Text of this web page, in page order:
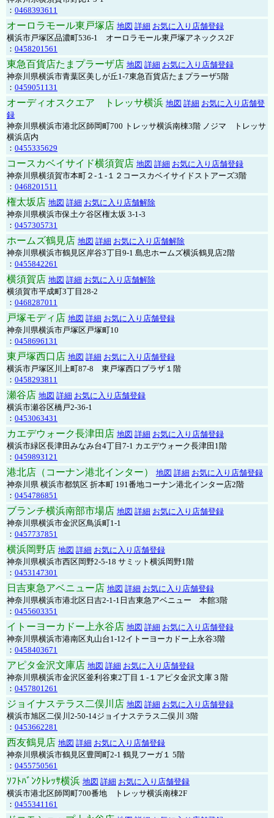
： 0468393611
オーロラモール東戸塚店 地図 詳細 お気に入り店舗登録
横浜市戸塚区品濃町536-1 オーロラモール東戸塚アネックス2F
： 0458201561
東急百貨店たまプラーザ店 地図 詳細 お気に入り店舗登録
神奈川県横浜市青葉区美しが丘1-7東急百貨店たまプラーザ5階
： 0459051131
オーディオスクエア トレッサ横浜 地図 詳細 お気に入り店舗登
録
神奈川県横浜市港北区師岡町700 トレッサ横浜南棟3階 ノジマ トレッサ
横浜店内
： 0455335629
コースカベイサイド横須賀店 地図 詳細 お気に入り店舗登録
神奈川県横須賀市本町２-１-１２コースカベイサイドストアーズ3階
： 0468201511
権太坂店 地図 詳細 お気に入り店舗解除
神奈川県横浜市保土ケ谷区権太坂 3-1-3
： 0457305731
ホームズ鶴見店 地図 詳細 お気に入り店舗解除
神奈川県横浜市鶴見区岸谷3丁目9-1 島忠ホームズ横浜鶴見店2階
： 0455842261
横須賀店 地図 詳細 お気に入り店舗解除
横須賀市平成町3丁目28-2
： 0468287011
戸塚モディ店 地図 詳細 お気に入り店舗登録
神奈川県横浜市戸塚区戸塚町10
： 0458696131
東戸塚西口店 地図 詳細 お気に入り店舗登録
横浜市戸塚区川上町87-8 東戸塚西口プラザ１階
： 0458293811
瀬谷店 地図 詳細 お気に入り店舗登録
横浜市瀬谷区橋戸2-36-1
： 0453063431
カエデウォーク長津田店 地図 詳細 お気に入り店舗登録
横浜市緑区長津田みなみ台4丁目7-1 カエデウォーク長津田1階
： 0459893121
港北店（コーナン港北インター） 地図 詳細 お気に入り店舗登録
神奈川県 横浜市都筑区 折本町 191番地コーナン港北インター店2階
： 0454786851
ブランチ横浜南部市場店 地図 詳細 お気に入り店舗登録
神奈川県横浜市金沢区鳥浜町1-1
： 0457737851
横浜岡野店 地図 詳細 お気に入り店舗登録
神奈川県横浜市西区岡野2-5-18 サミット横浜岡野1階
： 0453147301
日吉東急アベニュー店 地図 詳細 お気に入り店舗登録
神奈川県横浜市港北区日吉2-1-1日吉東急アベニュー 本館3階
： 0455603351
イトーヨーカドー上永谷店 地図 詳細 お気に入り店舗登録
神奈川県横浜市港南区丸山台1-12イトーヨーカドー上永谷3階
： 0458403671
アピタ金沢文庫店 地図 詳細 お気に入り店舗登録
神奈川県横浜市金沢区釜利谷東2丁目１-１アピタ金沢文庫３階
： 0457801261
ジョイナステラス二俣川店 地図 詳細 お気に入り店舗登録
横浜市旭区二俣川2-50-14ジョイナステラス二俣川 3階
： 0453662281
西友鶴見店 地図 詳細 お気に入り店舗登録
神奈川県横浜市鶴見区豊岡町2-1 鶴見フーガ１ 5階
： 0455750561
ｿﾌﾄﾊﾞﾝｸﾄﾚｯｻ横浜 地図 詳細 お気に入り店舗登録
横浜市港北区師岡町700番地 トレッサ横浜南棟2F
： 0455341161